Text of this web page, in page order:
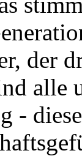
der
-